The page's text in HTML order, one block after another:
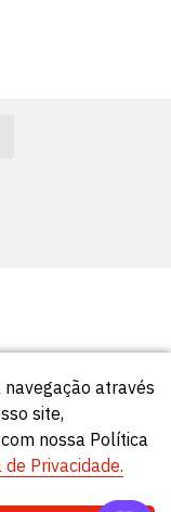
através
site,
nossa Política
Privacidade.